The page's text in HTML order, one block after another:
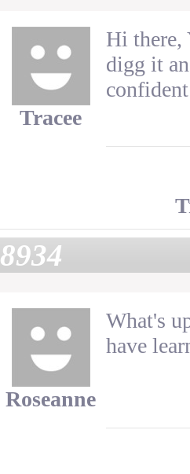
Tracee
Hi there,
digg it
8934
Roseanne
What's
have